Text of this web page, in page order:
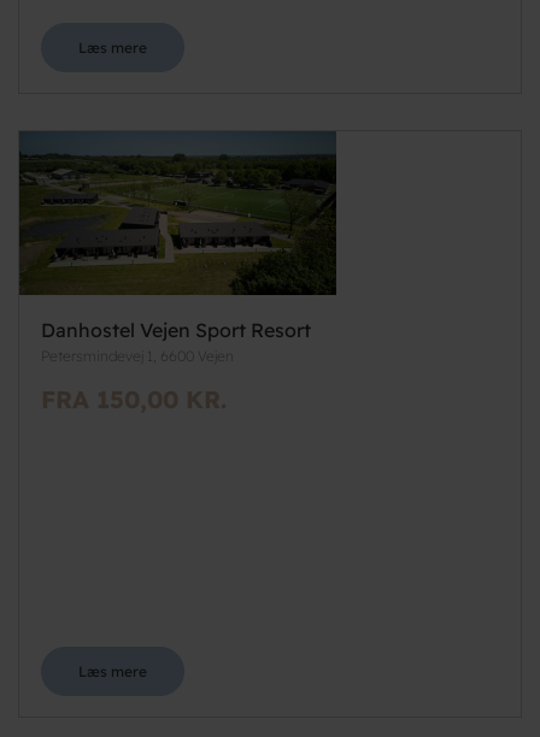
Læs mere
Danhostel Vejen Sport Resort
Petersmindevej 1, 6600 Vejen
FRA 150,00 KR.
Læs mere